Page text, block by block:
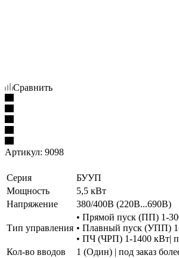
Сравнить
Артикул: 9098
Серия
БУУП
Мощность
5,5 кВт
Напряжение
380/400В (220В...690В)
Тип управления
• Прямой пуск (ПП) 1-
• Плавный пуск (УПП)
• ПЧ (ЧРП) 1-1400 кВт|
Кол-во вводов
1 (Один) | под заказ